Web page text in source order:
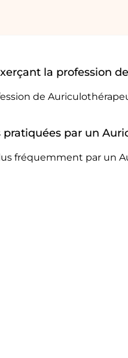
la profession
de
par un
fréquemment par un